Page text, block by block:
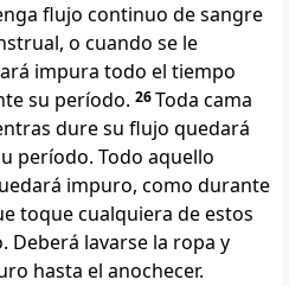
flujo continuo de sangre
o cuando se le
impura todo el tiempo
su período. 26Toda cama
dure su flujo quedará
período. Todo aquello
impuro, como durante
toque cualquiera de estos
lavarse la ropa y
hasta el anochecer.